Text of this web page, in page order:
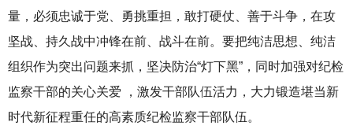
量，必须忠诚于党、勇挑重担，敢打硬仗、善于斗争，在攻
坚战、持久战中冲锋在前、战斗在前。要把纯洁思想、纯洁
组织作为突出问题来抓，坚决防治“灯下黑”，同时加强对纪检
监察干部的关心关爱 ，激发干部队伍活力，大力锻造堪当新
时代新征程重任的高素质纪检监察干部队伍。